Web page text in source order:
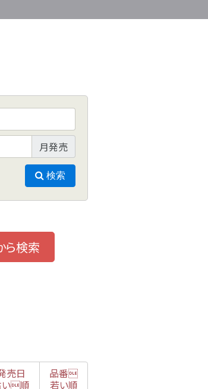
月発売
検索
ら検索
売日
い順
品番
若い順